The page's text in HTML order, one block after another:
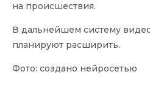
на происшествия.
В дальнейшем систему
планируют расширить.
Фото: создано нейросетью